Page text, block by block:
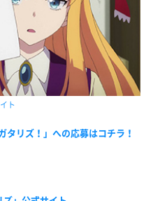
ト
タリズ！」への応募はコチラ！